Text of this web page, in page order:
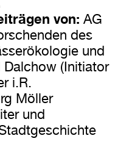
von: AG
des
und
Dalchow (Initiator
i.R.
Möller
und